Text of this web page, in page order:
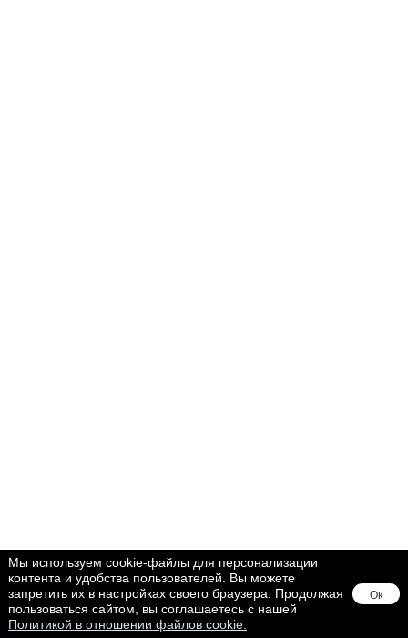
Мы используем cookie-файлы для персонализации
контента и удобства пользователей. Вы можете
запретить их в настройках своего браузера. Продолжая
пользоваться сайтом, вы соглашаетесь с нашей
Политикой в отношении файлов cookie.
Ок